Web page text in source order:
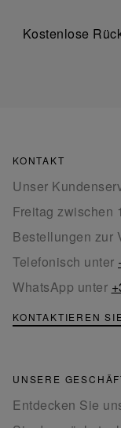
Kostenlose
KONTAKT
Unser
Freitag zwischen
Bestellungen zur
Telefonisch unter
WhatsApp unter
KONTAKTIEREN
UNSERE
Entdecken Sie